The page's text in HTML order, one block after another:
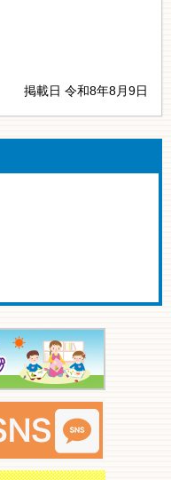
掲載日 令和8年8月9日